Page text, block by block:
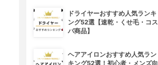
ドライヤーおすすめ人気ランキ
ング52選【速乾・くせ毛・コス
パ商品】
ヘアアイロンおすすめ人気ラン
キング52選！初心者・メンズ向